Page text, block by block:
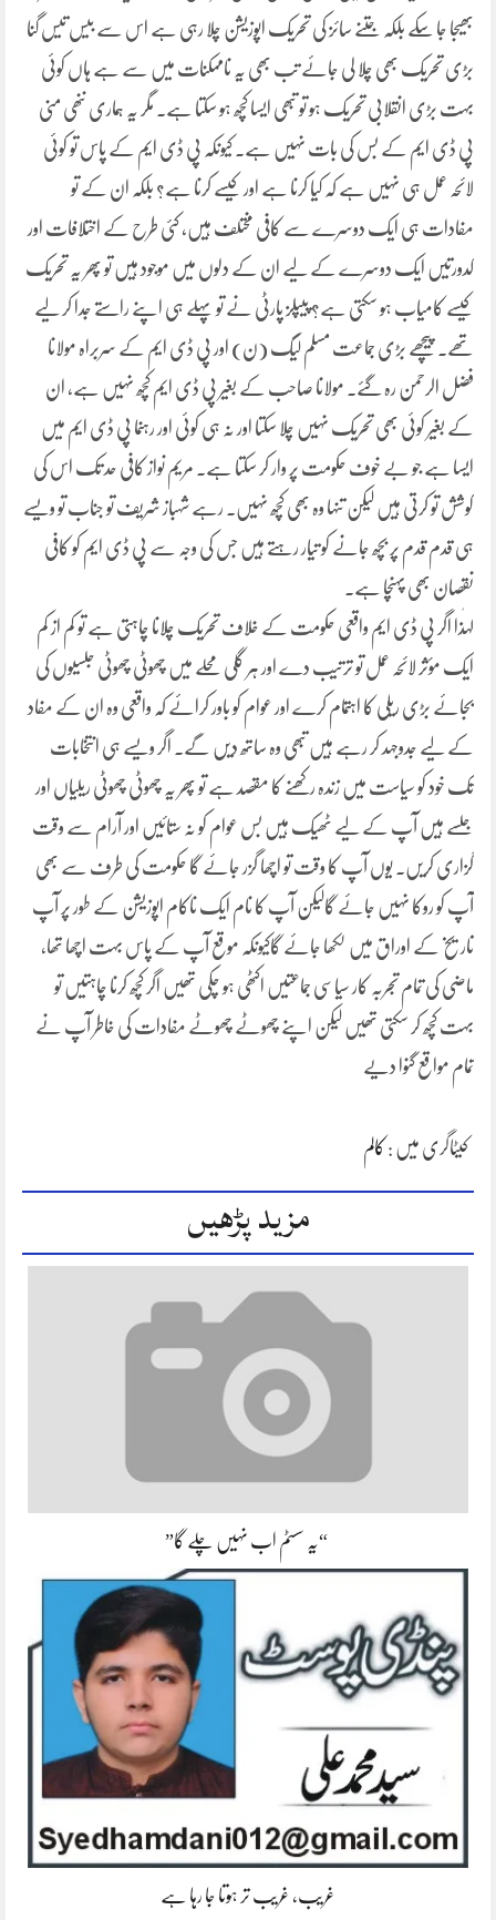
بھیجا جا سکے بلکہ جتنے سائز کی تحریک اپوزیشن چلا رہی ہے اس سے بیس تیس گنا
بڑی تحریک بھی چلا لی جائے تب بھی یہ ناممکنات میں سے ہے ہاں کوئی
بہت بڑی انقلابی تحریک ہو تو تبھی ایسا کچھ ہو سکتا ہے۔ مگر یہ ہماری ننھی منی
پی ڈی ایم کے بس کی بات نہیں ہے۔ کیونکہ پی ڈی ایم کے پاس تو کوئی
لائحہ عمل ہی نہیں ہے کہ کیا کرنا ہے اور کیسے کرنا ہے؟ بلکہ ان کے تو
مفادات ہی ایک دوسرے سے کافی مختلف ہیں، کئی طرح کے اختلافات اور
کدورتیں ایک دوسرے کے لیے ان کے دلوں میں موجود ہیں تو پھر یہ تحریک
کیسے کامیاب ہو سکتی ہے؟ پیپلز پارٹی نے تو پہلے ہی اپنے راستے جدا کر لیے
تھے۔ پیچھے بڑی جماعت مسلم لیگ (ن) اور پی ڈی ایم کے سربراہ مولانا
فضل الرحمن رہ گئے۔ مولانا صاحب کے بغیر پی ڈی ایم کچھ نہیں ہے، ان
کے بغیر کوئی بھی تحریک نہیں چلا سکتا اور نہ ہی کوئی اور رہنما پی ڈی ایم میں
ایسا ہے جو بے خوف حکومت پر وار کر سکتا ہے۔ مریم نواز کافی حد تک اس کی
کوشش تو کرتی ہیں لیکن تنہا وہ بھی کچھ نہیں۔ رہے شہباز شریف تو جناب تو ویسے
ہی قدم قدم پر بچھ جانے کو تیار رہتے ہیں جس کی وجہ سے پی ڈی ایم کو کافی
نقصان بھی پہنچا ہے۔
لہٰذا اگر پی ڈی ایم واقعی حکومت کے خلاف تحریک چلانا چاہتی ہے تو کم از کم
ایک مؤثر لائحہ عمل تو ترتیب دے اور ہر گلی محلے میں چھوٹی چھوٹی جلسیوں کی
بجائے بڑی ریلی کا اہتمام کرے اور عوام کو باور کرائے کہ واقعی وہ ان کے مفاد
کے لیے جدوجہد کر رہے ہیں تبھی وہ ساتھ دیں گے۔ اگر ویسے ہی انتخابات
تک خود کو سیاست میں زندہ رکھنے کا مقصد ہے تو پھر یہ چھوٹی چھوٹی ریلیاں اور
جلسے ہیں آپ کے لیے ٹھیک ہیں بس عوام کو نہ ستائیں اور آرام سے وقت
گزاری کریں۔ یوں آپ کا وقت تو اچھا گزر جائے گا حکومت کی طرف سے بھی
آپ کو روکا نہیں جائے گالیکن آپ کا نام ایک ناکام اپوزیشن کے طور پر آپ
تاریخ کے اوراق میں لکھا جائے گاکیونکہ موقع آپ کے پاس بہت اچھا تھا،
ماضی کی تمام تجربہ کار سیاسی جماعتیں اکٹھی ہو چکی تھیں اگر کچھ کرنا چاہتیں تو
بہت کچھ کر سکتی تھیں لیکن اپنے چھوٹے چھوٹے مفادات کی خاطر آپ نے
تمام مواقع گنوا دیے
کیٹاگری میں : کالم
مزید پڑھیں
“یہ سسٹم اب نہیں چلے گا”
غریب، غریب تر ہوتا جا رہا ہے